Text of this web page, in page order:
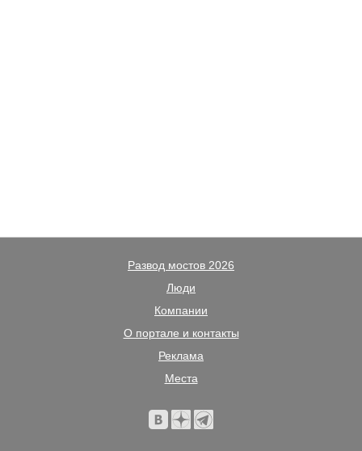
Развод мостов 2026
Люди
Компании
О портале и контакты
Реклама
Места